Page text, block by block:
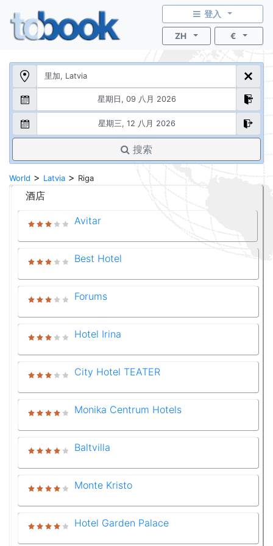
登入
ZH €
搜索
World > Latvia > Riga
酒店
Avitar
Best Hotel
Forums
Hotel Irina
City Hotel TEATER
Monika Centrum Hotels
Baltvilla
Monte Kristo
Hotel Garden Palace